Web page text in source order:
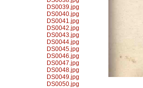
DS0039.jpg
DS0040.jpg
DS0041.jpg
DS0042.jpg
DS0043.jpg
DS0044.jpg
DS0045.jpg
DS0046.jpg
DS0047.jpg
DS0048.jpg
DS0049.jpg
DS0050.jpg